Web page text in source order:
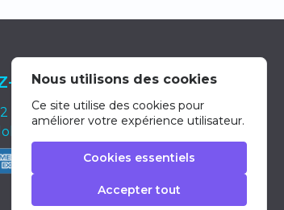
NOUS
400
excursions-gran-canaria.com
Nous utilisons des cookies
Ce site utilise des cookies pour
améliorer votre expérience utilisateur.
Cookies essentiels
Accepter tout